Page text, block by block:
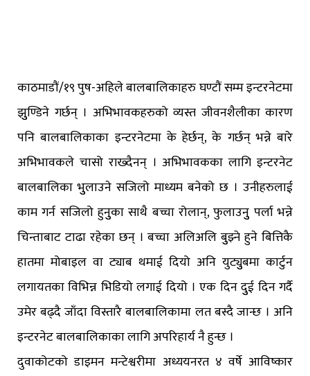
काठमाडौं/१९ पुष-अहिले बालबालिकाहरु घण्टौं सम्म इन्टरनेटमा
झुुण्डिने गर्छन् । अभिभावकहरुको व्यस्त जीवनशैलीका कारण
पनि बालबालिकाका इन्टरनेटमा के हेर्छन्, के गर्छन् भन्ने बारे
अभिभावकले चासो राख्दैनन् । अभिभावकका लागि इन्टरनेट
बालबालिका भुुलाउने सजिलो माध्यम बनेको छ । उनीहरुलाई
काम गर्न सजिलो हुनुुका साथै बच्चा रोलान्, फुलाउनुु पर्ला भन्ने
चिन्ताबाट टाढा रहेका छन् । बच्चा अलिअलि बुुझ्ने हुने बित्तिकै
हातमा मोबाइल वा ट्याब थमाई दियो अनि युट्युुबमा कार्टुन
लगायतका विभिन्न भिडियो लगाई दियो । एक दिन दुुई दिन गर्दै
उमेर बढ्दै जाँदा विस्तारै बालबालिकामा लत बस्दै जान्छ । अनि
इन्टरनेट बालबालिकाका लागि अपरिहार्य नै हुन्छ ।
दुवाकोटको डाइमन मन्टेश्वरीमा अध्ययनरत ४ वर्षे आविष्कार